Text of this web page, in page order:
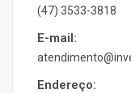
(47) 3533-3818
E-mail:
Endereço: